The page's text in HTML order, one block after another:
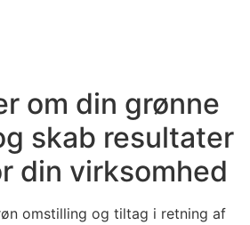
om din grønne
skab resultater
din virksomhed
omstilling og tiltag i retning af